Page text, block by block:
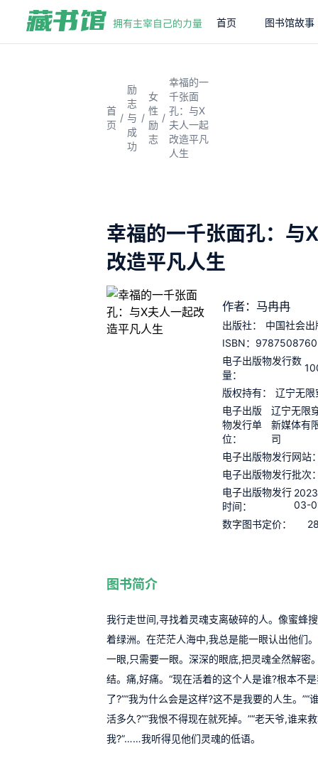
首页 图书馆故事
首
页
/
励
志
与
成
功
/
女
性
励
志
/
幸福的一
千张面
孔：与X
夫人一起
改造平凡
人生
幸福的一千张面孔：与
改造平凡人生
作者：马冉冉
出版社：
中国社会出
ISBN：
电子出版物发行数
量：
版权持有：
辽宁无限
电子出版
物发行单
位：
辽宁无限
新媒体有
司
电子出版物发行网站
电子出版物发行批次
电子出版物发行
时间：
03-
数字图书定价：
图书简介
我行走世间,寻找着灵魂支离破碎的人。像蜜蜂
着绿洲。在茫茫人海中,我总是能一眼认出他们
一眼,只需要一眼。深深的眼底,把灵魂全然解密
结。痛,好痛。“现在活着的这个人是谁?根本不
了?”“我为什么会是这样?这不是我要的人生。”“
活多久?”“我恨不得现在就死掉。”“老天爷,谁来
我?”……我听得见他们灵魂的低语。